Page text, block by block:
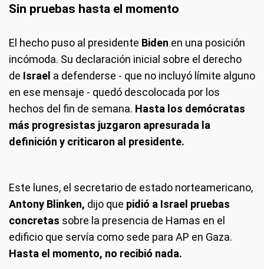
Sin pruebas hasta el momento
El hecho puso al presidente Biden en una posición
incómoda. Su declaración inicial sobre el derecho
de Israel a defenderse - que no incluyó límite alguno
en ese mensaje - quedó descolocada por los
hechos del fin de semana. Hasta los demócratas
más progresistas juzgaron apresurada la
definición y criticaron al presidente.
Este lunes, el secretario de estado norteamericano,
Antony Blinken, dijo que pidió a Israel pruebas
concretas sobre la presencia de Hamas en el
edificio que servía como sede para AP en Gaza.
Hasta el momento, no recibió nada.